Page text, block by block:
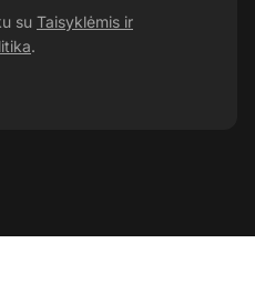
su Taisyklėmis ir
.